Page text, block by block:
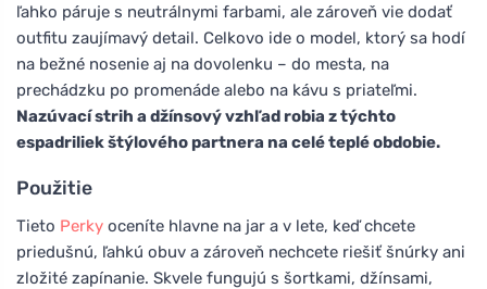
ľahko páruje s neutrálnymi farbami, ale zároveň vie dodať
outfitu zaujímavý detail. Celkovo ide o model, ktorý sa hodí
na bežné nosenie aj na dovolenku – do mesta, na
prechádzku po promenáde alebo na kávu s priateľmi.
Nazúvací strih a džínsový vzhľad robia z týchto
espadriliek štýlového partnera na celé teplé obdobie.
Použitie
Tieto Perky oceníte hlavne na jar a v lete, keď chcete
priedušnú, ľahkú obuv a zároveň nechcete riešiť šnúrky ani
zložité zapínanie. Skvele fungujú s šortkami, džínsami,